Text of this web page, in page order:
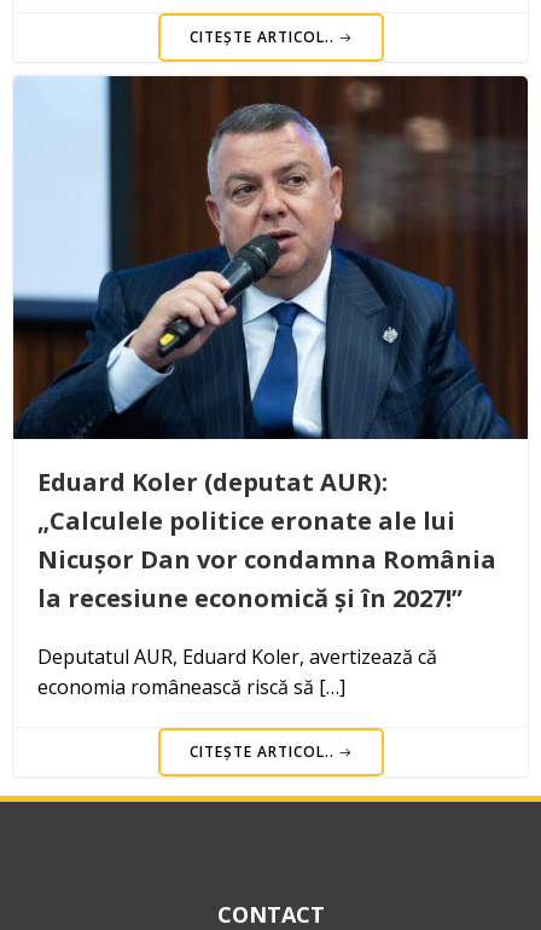
CITEȘTE ARTICOL..
Eduard Koler (deputat AUR):
„Calculele politice eronate ale lui
Nicușor Dan vor condamna România
la recesiune economică și în 2027!”
Deputatul AUR, Eduard Koler, avertizează că
economia românească riscă să […]
CITEȘTE ARTICOL..
CONTACT